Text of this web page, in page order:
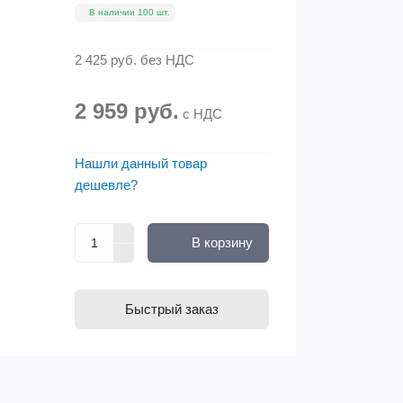
В наличии 100 шт.
2 425 руб. без НДС
2 959 руб. с НДС
Нашли данный товар
дешевле?
В корзину
Быстрый заказ